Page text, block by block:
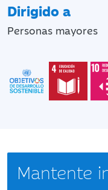
Dirigido a
Personas mayores
Mantente